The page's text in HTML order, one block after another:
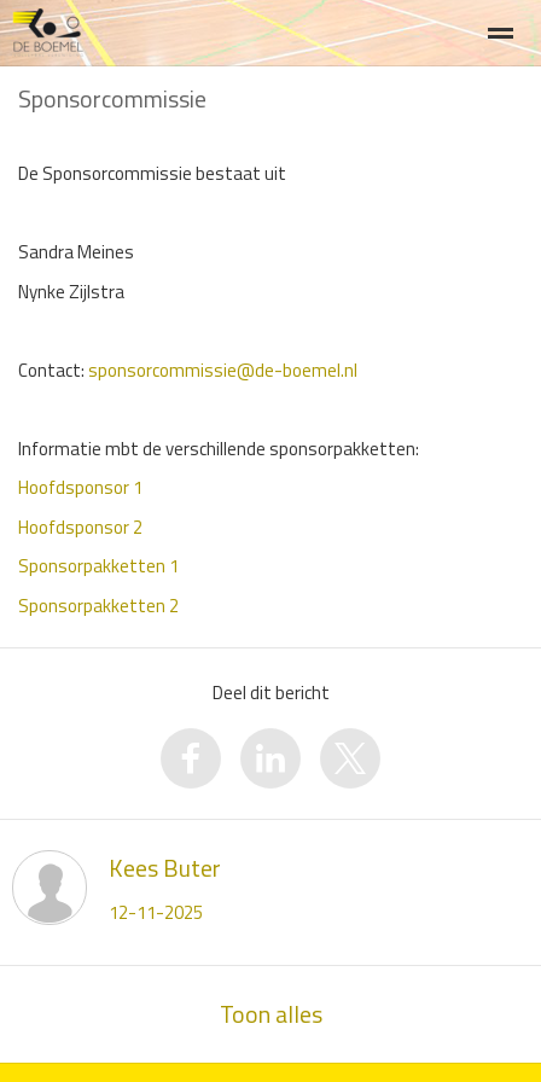
Welkom lid worden, aan/ afmelden
Sponsorcommissie
De Sponsorcommissie bestaat uit
Sandra Meines
Nynke Zijlstra
Contact:sponsorcommissie@de-boemel.nl
Informatie mbt de verschillende sponsorpakketten:
Hoofdsponsor 1
Hoofdsponsor 2
Sponsorpakketten 1
Sponsorpakketten 2
Deel dit bericht
Kees Buter
12-11-2025
Toon alles